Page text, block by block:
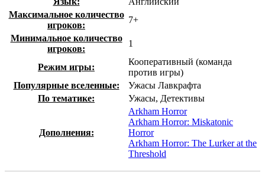
Максимальное количество
игроков:
7+
Минимальное количество
игроков:
1
Режим игры:
Кооперативный (команда
против игры)
Популярные вселенные:
Ужасы Лавкрафта
По тематике:
Ужасы, Детективы
Дополнения:
Arkham Horror
Arkham Horror: Miskatonic
Horror
Arkham Horror: The Lurker at the
Threshold